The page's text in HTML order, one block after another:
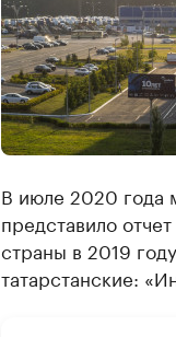
В июле 2020 года
представило
страны в 2019
татарстанские: